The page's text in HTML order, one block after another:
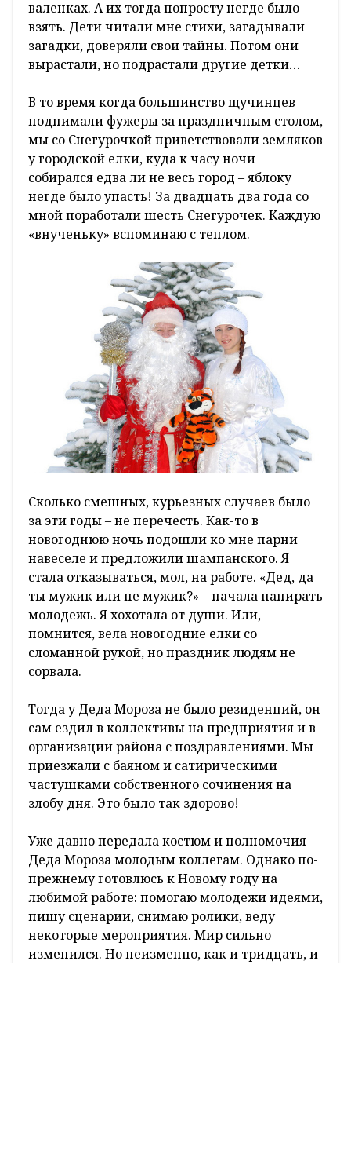
валенках. А их тогда попросту негде было
взять. Дети читали мне стихи, загадывали
загадки, доверяли свои тайны. Потом они
вырастали, но подрастали другие детки…
В то время когда большинство щучинцев
поднимали фужеры за праздничным столом,
мы со Снегурочкой приветствовали земляков
у городской елки, куда к часу ночи
собирался едва ли не весь город – яблоку
негде было упасть! За двадцать два года со
мной поработали шесть Снегурочек. Каждую
«внученьку» вспоминаю с теплом.
Сколько смешных, курьезных случаев было
за эти годы – не перечесть. Как-то в
новогоднюю ночь подошли ко мне парни
навеселе и предложили шампанского. Я
стала отказываться, мол, на работе. «Дед, да
ты мужик или не мужик?» – начала напирать
молодежь. Я хохотала от души. Или,
помнится, вела новогодние елки со
сломанной рукой, но праздник людям не
сорвала.
Тогда у Деда Мороза не было резиденций, он
сам ездил в коллективы на предприятия и в
организации района с поздравлениями. Мы
приезжали с баяном и сатирическими
частушками собственного сочинения на
злобу дня. Это было так здорово!
Уже давно передала костюм и полномочия
Деда Мороза молодым коллегам. Однако по-
прежнему готовлюсь к Новому году на
любимой работе: помогаю молодежи идеями,
пишу сценарии, снимаю ролики, веду
некоторые мероприятия. Мир сильно
изменился. Но неизменно, как и тридцать, и